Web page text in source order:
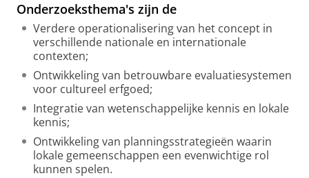
Onderzoeksthema's zijn de
Verdere operationalisering van het concept in
verschillende nationale en internationale
contexten;
Ontwikkeling van betrouwbare evaluatiesystemen
voor cultureel erfgoed;
Integratie van wetenschappelijke kennis en lokale
kennis;
Ontwikkeling van planningsstrategieën waarin
lokale gemeenschappen een evenwichtige rol
kunnen spelen.